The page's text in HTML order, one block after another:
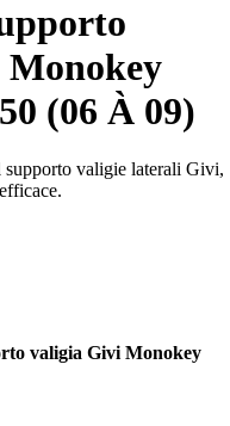
(06 À 09)
valigie laterali Givi,
valigia Givi Monokey